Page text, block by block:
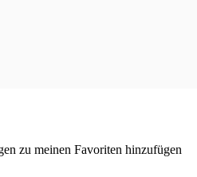
zu meinen Favoriten hinzufügen